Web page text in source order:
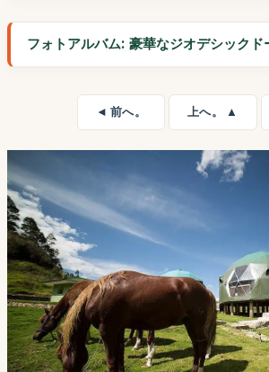
フォトアルバム: 豪華なジオデシックド
◄ 前へ。 上へ。 ▲